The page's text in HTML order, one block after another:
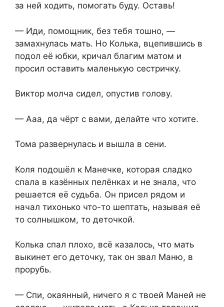
за ней ходить, помогать буду. Оставь!
— Иди, помощник, без тебя тошно, —
замахнулась мать. Но Колька, вцепившись в
подол её юбки, кричал благим матом и
просил оставить маленькую сестричку.
Виктор молча сидел, опустив голову.
— Ааа, да чёрт с вами, делайте что хотите.
Тома развернулась и вышла в сени.
Коля подошёл к Манечке, которая сладко
спала в казённых пелёнках и не знала, что
решается её судьба. Он присел рядом и
начал тихонько что-то шептать, называя её
то солнышком, то деточкой.
Колька спал плохо, всё казалось, что мать
выкинет его деточку, так он звал Маню, в
прорубь.
— Спи, окаянный, ничего я с твоей Маней не